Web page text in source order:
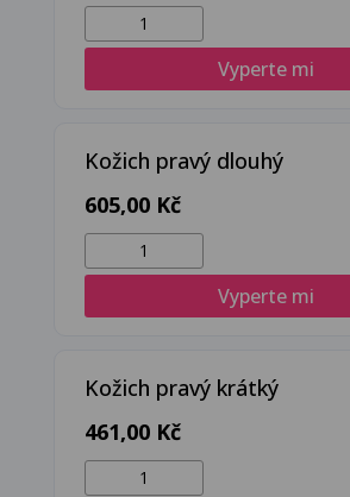
Čepice
límec
kožešina
Vyperte mi
Kožich pravý dlouhý
605,00 Kč
Kožich
pravý
dlouhý
Vyperte mi
Kožich pravý krátký
461,00 Kč
Kožich